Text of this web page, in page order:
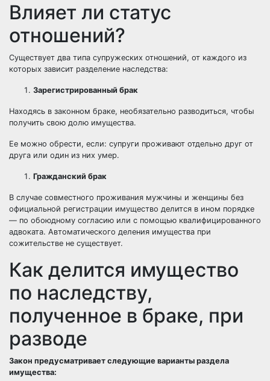
Влияет ли статус
отношений?
Существует два типа супружеских отношений, от каждого из
которых зависит разделение наследства:
Зарегистрированный брак
Находясь в законном браке, необязательно разводиться, чтобы
получить свою долю имущества.
Ее можно обрести, если: супруги проживают отдельно друг от
друга или один из них умер.
Гражданский брак
В случае совместного проживания мужчины и женщины без
официальной регистрации имущество делится в ином порядке
— по обоюдному согласию или с помощью квалифицированного
адвоката. Автоматического деления имущества при
сожительстве не существует.
Как делится имущество
по наследству,
полученное в браке, при
разводе
Закон предусматривает следующие варианты раздела
имущества: